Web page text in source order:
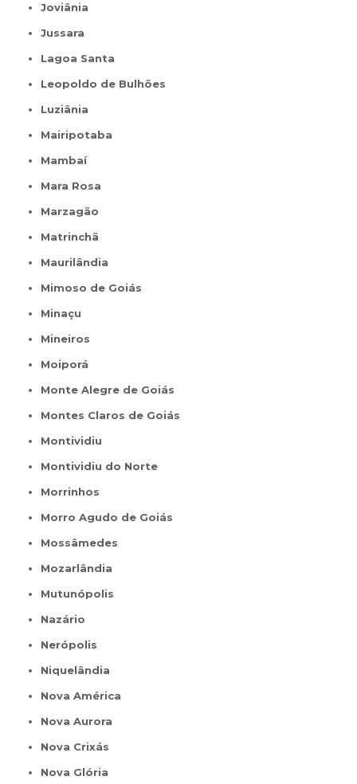
Joviânia
Jussara
Lagoa Santa
Leopoldo de Bulhões
Luziânia
Mairipotaba
Mambaí
Mara Rosa
Marzagão
Matrinchã
Maurilândia
Mimoso de Goiás
Minaçu
Mineiros
Moiporá
Monte Alegre de Goiás
Montes Claros de Goiás
Montividiu
Montividiu do Norte
Morrinhos
Morro Agudo de Goiás
Mossâmedes
Mozarlândia
Mutunópolis
Nazário
Nerópolis
Niquelândia
Nova América
Nova Aurora
Nova Crixás
Nova Glória